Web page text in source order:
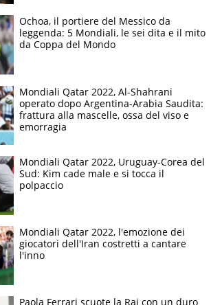
Ochoa, il portiere del Messico da
leggenda: 5 Mondiali, le sei dita e il mito
da Coppa del Mondo
Mondiali Qatar 2022, Al-Shahrani
operato dopo Argentina-Arabia Saudita:
frattura alla mascelle, ossa del viso e
emorragia
Mondiali Qatar 2022, Uruguay-Corea del
Sud: Kim cade male e si tocca il
polpaccio
Mondiali Qatar 2022, l'emozione dei
giocatori dell'Iran costretti a cantare
l'inno
Paola Ferrari scuote la Rai con un duro